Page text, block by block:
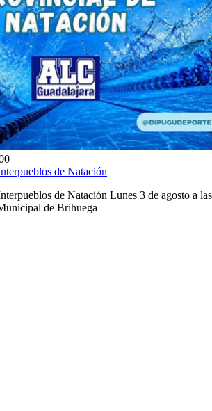
de Natación
de Natación Lunes 3 de agosto a las
de Brihuega